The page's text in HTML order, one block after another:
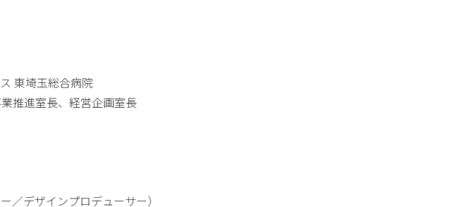
東埼玉総合病院
推進室長、経営企画室長
／デザインプロデューサー）